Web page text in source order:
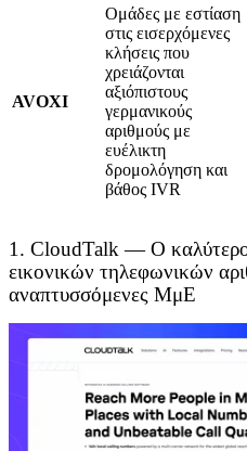
AVOXI
Ομάδες με εστίαση
στις εισερχόμενες
κλήσεις που
χρειάζονται
αξιόπιστους
γερμανικούς
αριθμούς με
ευέλικτη
δρομολόγηση και
βάθος IVR
1. CloudTalk — Ο
εικονικών τηλεφωνικών
αναπτυσσόμενες ΜμΕ